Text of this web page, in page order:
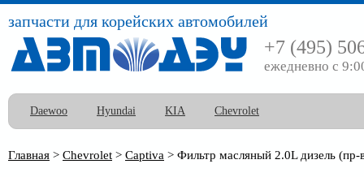
запчасти для корейских автомобилей
+7 (495)
ежедневно с
Daewoo Hyundai KIA Chevrolet
Главная > Chevrolet > Captiva > Фильтр масляный 2.0L дизель